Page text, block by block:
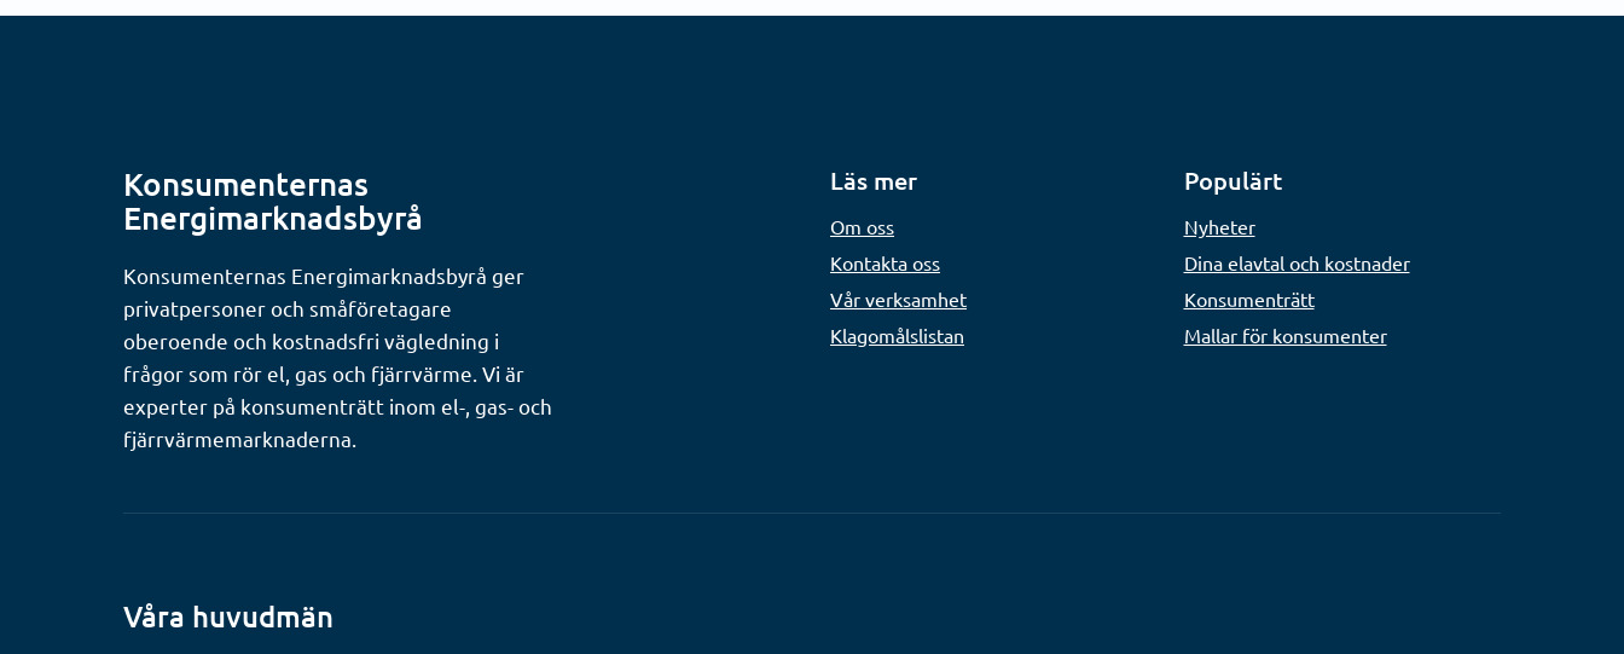
Konsumenternas
Energimarknadsbyrå
Konsumenternas Energimarknadsbyrå ger
privatpersoner och småföretagare
oberoende och kostnadsfri vägledning i
frågor som rör el, gas och fjärrvärme. Vi är
experter på konsumenträtt inom el-, gas- och
fjärrvärmemarknaderna.
Läs mer
Om oss
Kontakta oss
Vår verksamhet
Klagomålslistan
Populärt
Nyheter
Dina elavtal och kostnader
Konsumenträtt
Mallar för konsumenter
Våra huvudmän